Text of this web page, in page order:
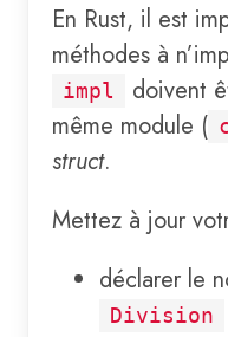
En Rust, il est
méthodes à
impl
doivent
même module (
struct.
Mettez à jour
déclarer le
Division